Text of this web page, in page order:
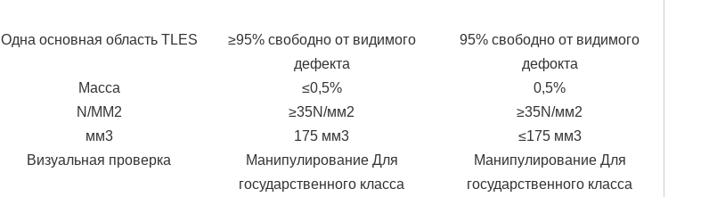
Одна основная область TLES
≥95% свободно от видимого
дефекта
95% свободно от видимого
дефокта
Масса ≤0,5%
0,5%
N/MM2 ≥35N/мм2
≥35N/мм2
мм3 175 мм3
≤175 мм3
Визуальная проверка
Манипулирование Для
государственного класса
Манипулирование Для
государственного класса